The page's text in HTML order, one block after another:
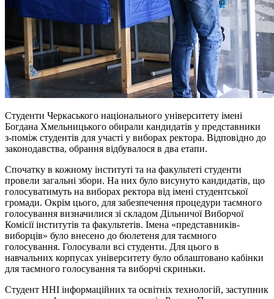
Студенти Черкаського національного університету імені
Богдана Хмельницького обирали кандидатів у представники
з-поміж студентів для участі у виборах ректора. Відповідно до
законодавства, обрання відбувалося в два етапи.
Спочатку в кожному інституті та на факультеті студенти
провели загальні збори. На них було висунуто кандидатів, що
голосуватимуть на виборах ректора від імені студентської
громади. Окрім цього, для забезпечення процедури таємного
голосування визначилися зі складом Дільничої Виборчої
Комісії інститутів та факультетів. Імена «представників-
виборців» було внесено до бюлетеня для таємного
голосування. Голосували всі студенти. Для цього в
навчальних корпусах університету було облаштовано кабінки
для таємного голосування та виборчі скриньки.
Студент ННІ інформаційних та освітніх технологій, заступник